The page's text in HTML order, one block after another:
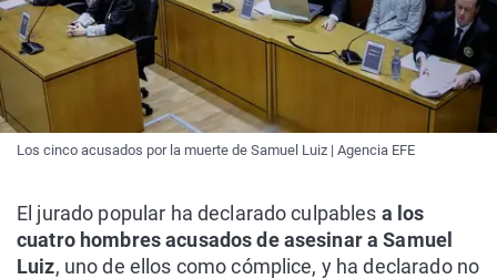
Los cinco acusados por la muerte de Samuel Luiz | Agencia EFE
El jurado popular ha declarado culpables a los
cuatro hombres acusados de asesinar a Samuel
Luiz, uno de ellos como cómplice, y ha declarado no